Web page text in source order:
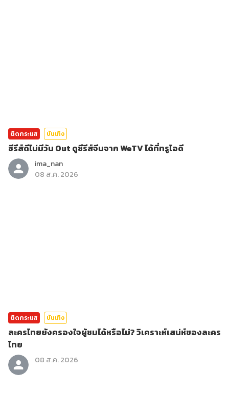
ติดกระแส บันเทิง
ซีรีส์ดีไม่มีวัน Out ดูซีรีส์จีนจาก WeTV ได้ที่ทรูไอดี
ima_nan
08 ส.ค. 2026
ติดกระแส บันเทิง
ละครไทยยังครองใจผู้ชมได้หรือไม่? วิเคราะห์เสน่ห์ของละคร
ไทย
08 ส.ค. 2026